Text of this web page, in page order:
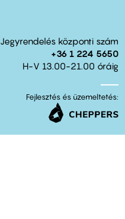
Jegyrendelés központi szám
+36 1 224 5650
H-V 13.00-21.00 óráig
Fejlesztés és üzemeltetés: